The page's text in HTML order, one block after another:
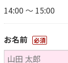
14:00 ～ 15:00
お名前 必須